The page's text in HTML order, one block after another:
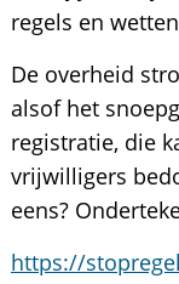
regels en
De overheid
alsof het
registratie, die
vrijwilligers
eens?
https://